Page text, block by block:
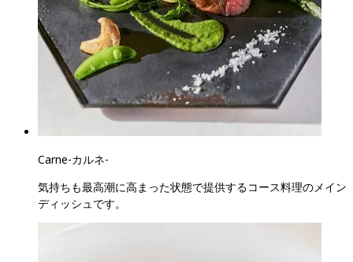
Carne-カルネ-
気持ちも最高潮に高まった状態で提供するコース料理のメイン
ディッシュです。